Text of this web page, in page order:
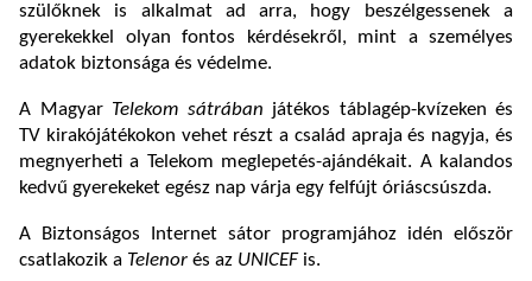
szülőknek is alkalmat ad arra, hogy beszélgessenek a
gyerekekkel olyan fontos kérdésekről, mint a személyes
adatok biztonsága és védelme.
A Magyar Telekom sátrában játékos táblagép-kvízeken és
TV kirakójátékokon vehet részt a család apraja és nagyja, és
megnyerheti a Telekom meglepetés-ajándékait. A kalandos
kedvű gyerekeket egész nap várja egy felfújt óriáscsúszda.
A Biztonságos Internet sátor programjához idén először
csatlakozik a Telenor és az UNICEFis.